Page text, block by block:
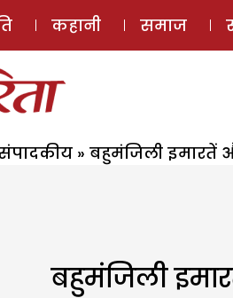
कहानी समाज
» बहुमंजिली इमारतें
बहुमंजिली